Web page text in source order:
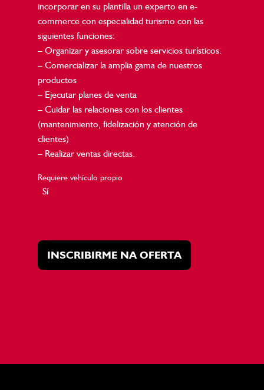
incorporar en su plantilla un experto en e-
commerce con especialidad turismo con las
siguientes funciones:
– Organizar y asesorar sobre servicios turísticos.
– Comercializar la amplia gama de nuestros
productos
– Ejecutar planes de venta
– Cuidar las relaciones con los clientes
(mantenimiento, fidelización y atención de
clientes)
– Realizar ventas directas.
Requiere vehículo propio
Sí
INSCRIBIRME NA OFERTA